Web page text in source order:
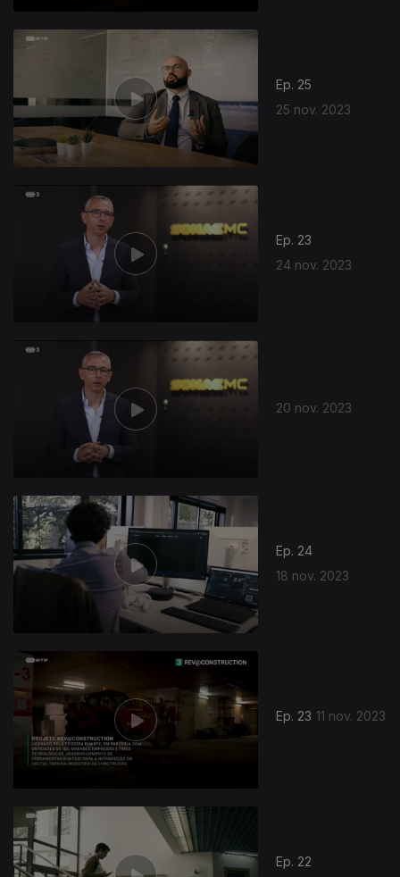
Ep. 25
25 nov. 2023
Ep. 23
24 nov. 2023
20 nov. 2023
Ep. 24
18 nov. 2023
Ep. 23 11 nov. 2023
727589
Ep. 22